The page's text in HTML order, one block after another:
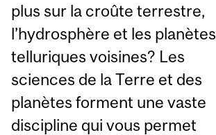
plus sur la croûte terrestre,
l’hydrosphère et les planètes
telluriques voisines? Les
sciences de la Terre et des
planètes forment une vaste
discipline qui vous permet